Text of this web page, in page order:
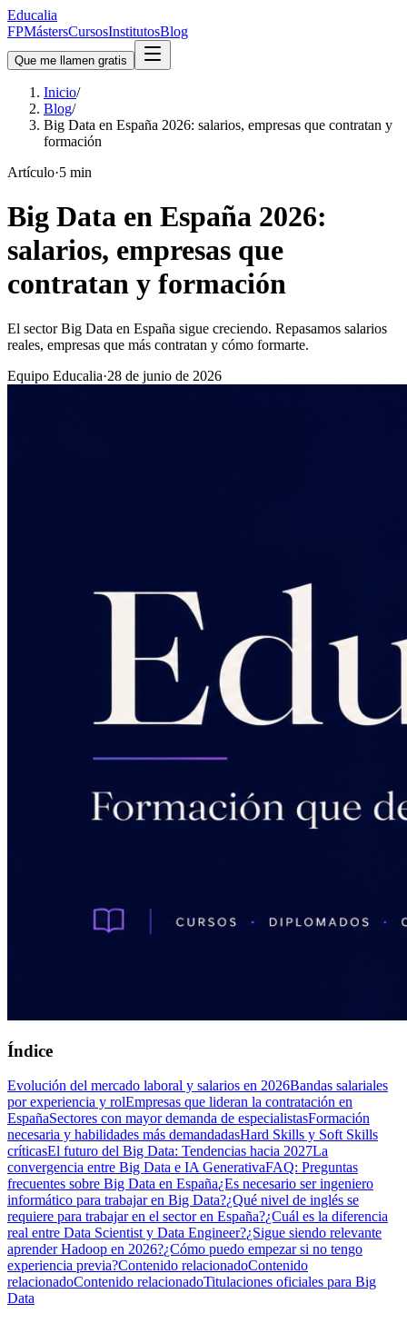
Educalia
FPMástersCursosInstitutosBlog
Que me llamen gratis
Inicio/
Blog/
Big Data en España 2026: salarios, empresas que contratan y
formación
Artículo·5 min
Big Data en España 2026:
salarios, empresas que
contratan y formación
El sector Big Data en España sigue creciendo. Repasamos salarios
reales, empresas que más contratan y cómo formarte.
Equipo Educalia·28 de junio de 2026
Índice
Evolución del mercado laboral y salarios en 2026Bandas salariales
por experiencia y rolEmpresas que lideran la contratación en
EspañaSectores con mayor demanda de especialistasFormación
necesaria y habilidades más demandadasHard Skills y Soft Skills
críticasEl futuro del Big Data: Tendencias hacia 2027La
convergencia entre Big Data e IA GenerativaFAQ: Preguntas
frecuentes sobre Big Data en España¿Es necesario ser ingeniero
informático para trabajar en Big Data?¿Qué nivel de inglés se
requiere para trabajar en el sector en España?¿Cuál es la diferencia
real entre Data Scientist y Data Engineer?¿Sigue siendo relevante
aprender Hadoop en 2026?¿Cómo puedo empezar si no tengo
experiencia previa?Contenido relacionadoContenido
relacionadoContenido relacionadoTitulaciones oficiales para Big
Data